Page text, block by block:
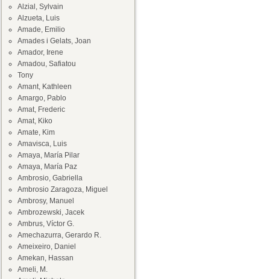
Alzial, Sylvain
Alzueta, Luis
Amade, Emilio
Amades i Gelats, Joan
Amador, Irene
Amadou, Safiatou
Tony
Amant, Kathleen
Amargo, Pablo
Amat, Frederic
Amat, Kiko
Amate, Kim
Amavisca, Luis
Amaya, María Pilar
Amaya, María Paz
Ambrosio, Gabriella
Ambrosio Zaragoza, Miguel
Ambrosy, Manuel
Ambrozewski, Jacek
Ambrus, Víctor G.
Amechazurra, Gerardo R.
Ameixeiro, Daniel
Amekan, Hassan
Ameli, M.